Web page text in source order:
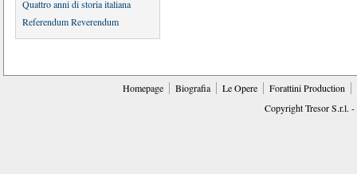
Quattro anni di storia italiana
Referendum Reverendum
Homepage Biografia Le Opere
Forattini Production
Copyright Tresor S.r.l.